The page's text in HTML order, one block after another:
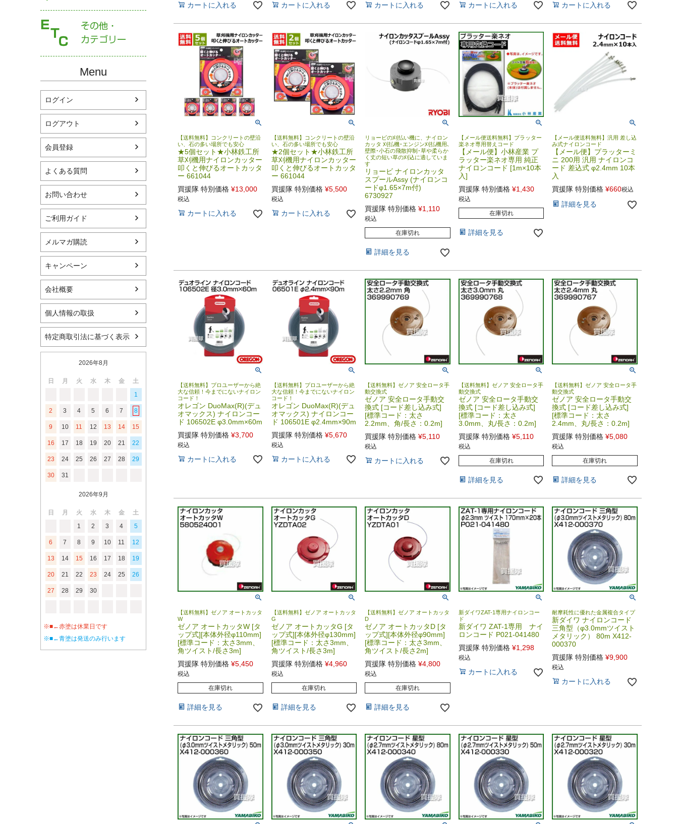
Menu
ログイン
ログアウト
会員登録
よくある質問
お問い合わせ
ご利用ガイド
メルマガ購読
キャンペーン
会社概要
個人情報の取扱
特定商取引法に基づく表示
2026年8月
日 月 火 水 木 金
土
1
2 3 4 5 6 7 8
9 10 11 12 13 14 15
16 17 18 19 20 21 22
23 24 25 26 27 28 29
30 31
2026年9月
日 月 火 水 木 金
土
1
2 3 4 5
6 7 8 9 10 11 12
13 14 15 16 17 18 19
20 21 22 23 24 25 26
27 28 29 30
※■←赤塗は休業日です
※■←青塗は発送のみ行います
カートに入れる カートに入れる カートに入れる カートに入れる カートに入れる
【送料無料】コンクリートの壁沿
い、石の多い場所でも安心
★5個セット★小林鉄工所
草刈機用ナイロンカッター
叩くと伸びるオートカッタ
ー 661044
買援隊 特別価格 ¥13,000
税込
カートに入れる
【送料無料】コンクリートの壁沿
い、石の多い場所でも安心
★2個セット★小林鉄工所
草刈機用ナイロンカッター
叩くと伸びるオートカッタ
ー 661044
買援隊 特別価格 ¥5,500
税込
カートに入れる
リョービの刈払い機に、ナイロン
カッタ 刈払機･エンジン刈払機用､
壁際･小石の飛散抑制･草や柔らか
く丈の短い草の刈込に適していま
す
リョービ ナイロンカッタ
スプールAssy (ナイロンコ
ードφ1.65×7m付)
6730927
買援隊 特別価格 ¥1,110
税込
在庫切れ
詳細を見る
【メール便送料無料】プラッター
楽ネオ専用替えコード
【メール便】小林産業 プ
ラッター楽ネオ専用 純正
ナイロンコード [1m×10本
入]
買援隊 特別価格 ¥1,430
税込
在庫切れ
詳細を見る
【メール便送料無料】汎用 差し込
み式ナイロンコード
【メール便】プラッターミ
ニ 200用 汎用 ナイロンコ
ード 差込式 φ2.4mm 10本
入
買援隊 特別価格 ¥660税込
詳細を見る
【送料無料】プロユーザーから絶
大な信頼！今までにないナイロン
コード！
オレゴン DuoMax(R)(デュ
オマックス) ナイロンコー
ド 106502E φ3.0mm×60m
買援隊 特別価格 ¥3,700
税込
カートに入れる
【送料無料】プロユーザーから絶
大な信頼！今までにないナイロン
コード！
オレゴン DuoMax(R)(デュ
オマックス) ナイロンコー
ド 106501E φ2.4mm×90m
買援隊 特別価格 ¥5,670
税込
カートに入れる
【送料無料】ゼノア 安全ロータ手
動交換式
ゼノア 安全ロータ手動交
換式 [コード差し込み式]
[標準コード：太さ
2.2mm、角/長さ：0.2m]
買援隊 特別価格 ¥5,110
税込
カートに入れる
【送料無料】ゼノア 安全ロータ手
動交換式
ゼノア 安全ロータ手動交
換式 [コード差し込み式]
[標準コード：太さ
3.0mm、丸/長さ：0.2m]
買援隊 特別価格 ¥5,110
税込
在庫切れ
詳細を見る
【送料無料】ゼノア 安全ロータ手
動交換式
ゼノア 安全ロータ手動交
換式 [コード差し込み式]
[標準コード：太さ
2.4mm、丸/長さ：0.2m]
買援隊 特別価格 ¥5,080
税込
在庫切れ
詳細を見る
【送料無料】ゼノア オートカッタ
W
ゼノア オートカッタW [タ
ップ式][本体外径φ110mm]
[標準コード：太さ3mm、
角ツイスト/長さ3m]
買援隊 特別価格 ¥5,450
税込
在庫切れ
詳細を見る
【送料無料】ゼノア オートカッタ
G
ゼノア オートカッタG [タ
ップ式][本体外径φ130mm]
[標準コード：太さ3mm、
角ツイスト/長さ3m]
買援隊 特別価格 ¥4,960
税込
在庫切れ
詳細を見る
【送料無料】ゼノア オートカッタ
D
ゼノア オートカッタD [タ
ップ式][本体外径φ90mm]
[標準コード：太さ3mm、
角ツイスト/長さ2m]
買援隊 特別価格 ¥4,800
税込
在庫切れ
詳細を見る
新ダイワZAT-1専用ナイロンコー
ド
新ダイワ ZAT-1専用 ナイ
ロンコード P021-041480
買援隊 特別価格 ¥1,298
税込
カートに入れる
耐摩耗性に優れた金属複合タイプ
新ダイワ ナイロンコード
三角型（φ3.0mmツイスト
メタリック） 80m X412-
000370
買援隊 特別価格 ¥9,900
税込
カートに入れる